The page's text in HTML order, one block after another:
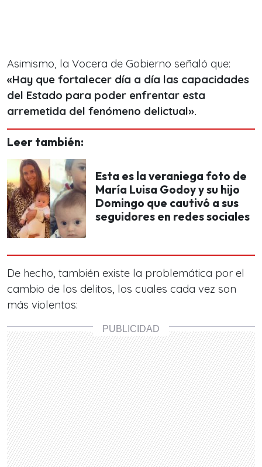
Asimismo, la Vocera de Gobierno señaló que:
«Hay que fortalecer día a día las capacidades
del Estado para poder enfrentar esta
arremetida del fenómeno delictual».
Leer también:
Esta es la veraniega foto de
María Luisa Godoy y su hijo
Domingo que cautivó a sus
seguidores en redes sociales
De hecho, también existe la problemática por el
cambio de los delitos, los cuales cada vez son
más violentos: